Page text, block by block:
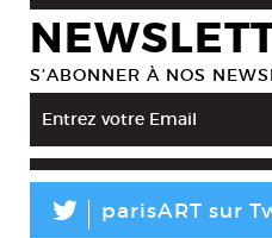
S’ABONNER À NOS
L parisART sur